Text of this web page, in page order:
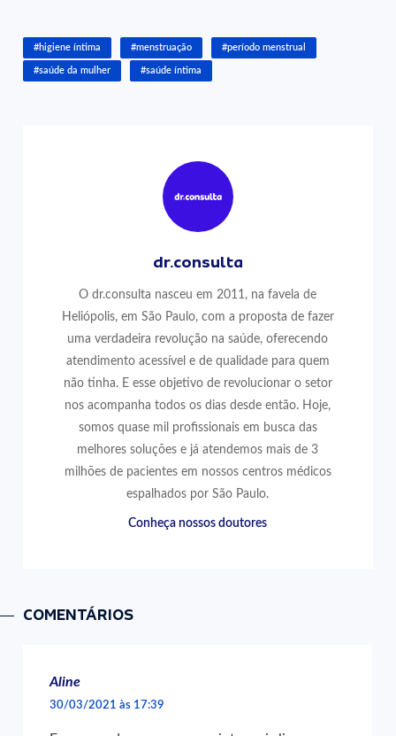
#higiene íntima #menstruação #período menstrual
#saúde da mulher #saúde íntima
dr.consulta
O dr.consulta nasceu em 2011, na favela de
Heliópolis, em São Paulo, com a proposta de fazer
uma verdadeira revolução na saúde, oferecendo
atendimento acessível e de qualidade para quem
não tinha. E esse objetivo de revolucionar o setor
nos acompanha todos os dias desde então. Hoje,
somos quase mil profissionais em busca das
melhores soluções e já atendemos mais de 3
milhões de pacientes em nossos centros médicos
espalhados por São Paulo.
Conheça nossos doutores
COMENTÁRIOS
Aline
30/03/2021 às 17:39